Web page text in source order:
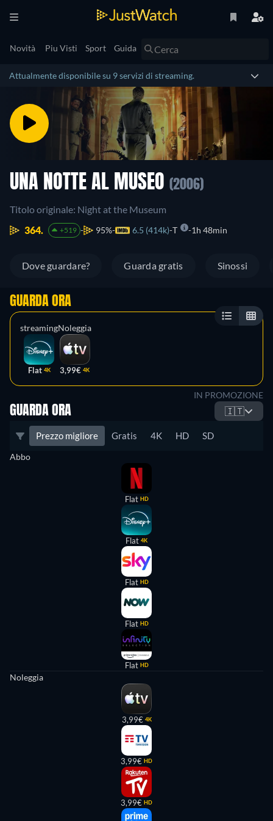
Novità Piu Visti Sport Guida
Attualmente disponibile su 9 servizi di streaming.
UNA NOTTE AL MUSEO (2006)
Titolo originale: Night at the Museum
364.
+519 95% 6.5 (414k) T 1h 48min
Dove guardare? Guarda gratis Sinossi
GUARDA ORA
streaming
Flat 4K
Noleggia
3,99€ 4K
IN PROMOZIONE
GUARDA ORA 🇮🇹
Prezzo migliore Gratis 4K HD SD
Abbo
Flat HD
Flat 4K
Flat HD
Flat HD
Flat HD
Noleggia
3,99€ 4K
3,99€ HD
3,99€ HD